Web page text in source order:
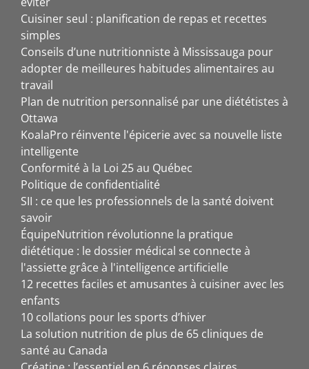
Cuisiner seul : planification de repas et recettes
simples
Conseils d’une nutritionniste à Mississauga pour
adopter de meilleures habitudes alimentaires au
travail
Plan de nutrition personnalisé par une diététistes à
Ottawa
KoalaPro réinvente l'épicerie avec sa nouvelle liste
intelligente
Conformité à la Loi 25 au Québec
Politique de confidentialité
SII : ce que les professionnels de la santé doivent
savoir
ÉquipeNutrition révolutionne la pratique
diététique : le dossier médical se connecte à
l'assiette grâce à l'intelligence artificielle
12 recettes faciles et amusantes à cuisiner avec les
enfants
10 collations pour les sports d’hiver
La solution nutrition de plus de 65 cliniques de
santé au Canada